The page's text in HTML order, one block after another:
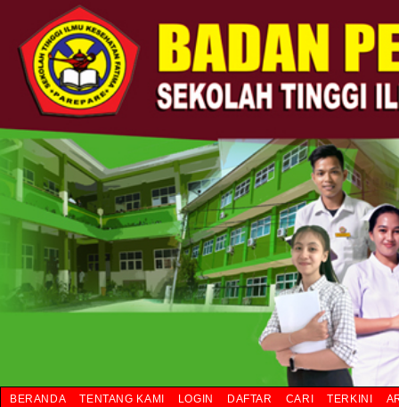
BERANDA TENTANG KAMI LOGIN DAFTAR CARI TERKINI